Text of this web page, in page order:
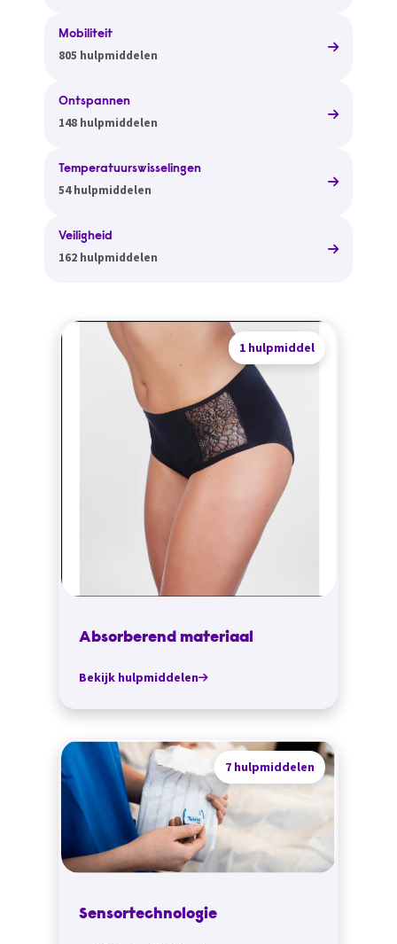
Mobiliteit
805 hulpmiddelen
Ontspannen
148 hulpmiddelen
Temperatuurswisselingen
54 hulpmiddelen
Veiligheid
162 hulpmiddelen
1 hulpmiddel
Absorberend materiaal
Bekijk hulpmiddelen
7 hulpmiddelen
Sensortechnologie